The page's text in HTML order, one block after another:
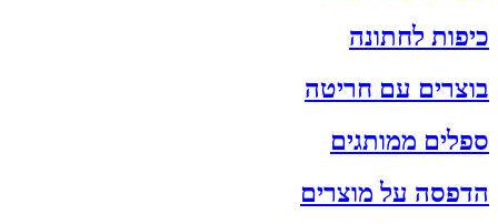
כיפות לחתונה
בוצרים עם חריטה
ספלים ממותגים
הדפסה על מוצרים